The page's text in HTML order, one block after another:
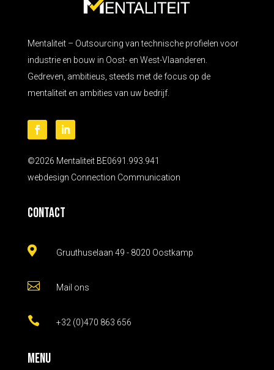
Mentaliteit – Outsourcing van technische profielen voor
industrie en bouw in Oost- en West-Vlaanderen.
Gedreven, ambitieus, steeds met de focus op de
mentaliteit en ambities van uw bedrijf.
©2026 Mentaliteit BE0691.993.941
webdesign Connection Communication
Contact
 Gruuthuselaan 49 - 8020 Oostkamp
 Mail ons
 +32 (0)470 863 656
Menu